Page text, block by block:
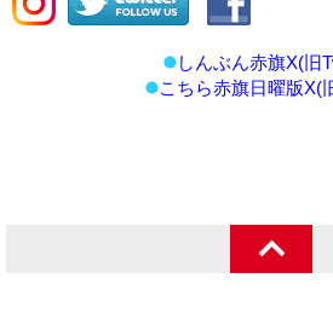
しんぶん赤旗X(旧
こちら赤旗日曜版X(